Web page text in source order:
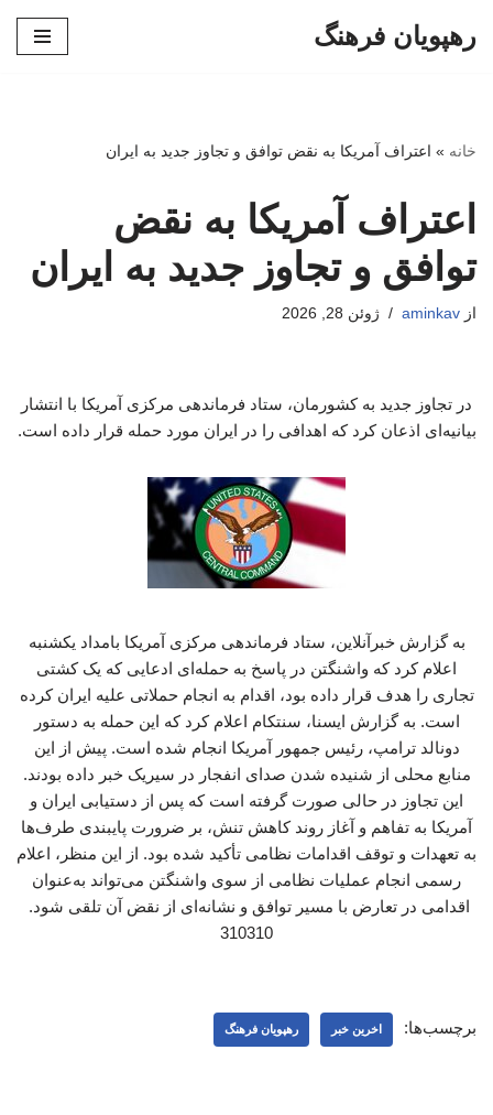
رهپویان فرهنگ
خانه » اعتراف آمریکا به نقض توافق و تجاوز جدید به ایران
اعتراف آمریکا به نقض
توافق و تجاوز جدید به ایران
از aminkav ژوئن 28, 2026
در تجاوز جدید به کشورمان، ستاد فرماندهی مرکزی آمریکا با انتشار
بیانیه‌ای اذعان کرد که اهدافی را در ایران مورد حمله قرار داده است.
به گزارش خبرآنلاین، ستاد فرماندهی مرکزی آمریکا بامداد یکشنبه
اعلام کرد که واشنگتن در پاسخ به حمله‌ای ادعایی که یک کشتی
تجاری را هدف قرار داده بود، اقدام به انجام حملاتی علیه ایران کرده
است. به گزارش ایسنا، سنتکام اعلام کرد که این حمله به دستور
دونالد ترامپ، رئیس جمهور آمریکا انجام شده است. پیش از این
منابع محلی از شنیده شدن صدای انفجار در سیریک خبر داده بودند.
این تجاوز در حالی صورت گرفته است که پس از دستیابی ایران و
آمریکا به تفاهم و آغاز روند کاهش تنش، بر ضرورت پایبندی طرف‌ها
به تعهدات و توقف اقدامات نظامی تأکید شده بود. از این منظر، اعلام
رسمی انجام عملیات نظامی از سوی واشنگتن می‌تواند به‌عنوان
اقدامی در تعارض با مسیر توافق و نشانه‌ای از نقض آن تلقی شود.
310310
برچسب‌ها: اخرین خبر رهپویان فرهنگ